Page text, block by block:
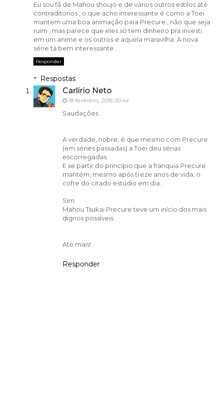
Eu sou fã de Mahou shoujo e de vários outros estilos até
contraditorios , o que acho interessante é como a Toei
mantem uma boa animação para Precure , não que seja
ruim , mas parece que eles só tem dinheiro pra investi
em um anime e os outros e aquela maravilha. A nova
série tá bem interessante .
Responder
Respostas
Carlírio Neto
18 fevereiro, 2016 00:44
Saudações
A verdade, nobre, é que mesmo com Precure
(em séries passadas) a Toei deu sérias
escorregadas.
E se partir do princípio que a franquia Precure
mantém, mesmo após treze anos de vida, o
cofre do citado estúdio em dia...
Sim.
Mahou Tsukai Precure teve um início dos mais
dignos possíveis.
Até mais!
Responder